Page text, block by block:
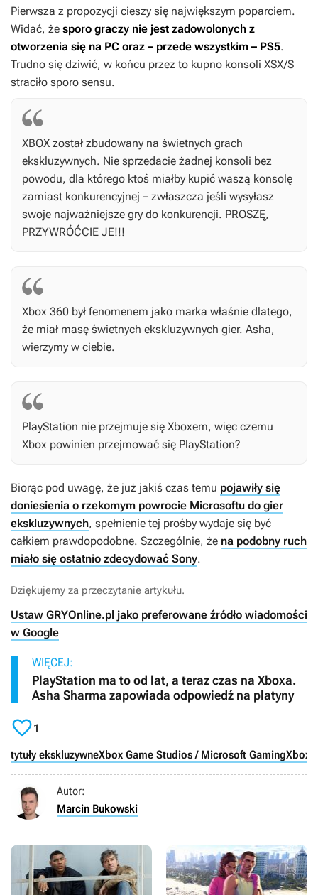
Pierwsza z propozycji cieszy się największym poparciem.
Widać, że sporo graczy nie jest zadowolonych z
otworzenia się na PC oraz – przede wszystkim – PS5.
Trudno się dziwić, w końcu przez to kupno konsoli XSX/S
straciło sporo sensu.
XBOX został zbudowany na świetnych grach
ekskluzywnych. Nie sprzedacie żadnej konsoli bez
powodu, dla którego ktoś miałby kupić waszą konsolę
zamiast konkurencyjnej – zwłaszcza jeśli wysyłasz
swoje najważniejsze gry do konkurencji. PROSZĘ,
PRZYWRÓĆCIE JE!!!
Xbox 360 był fenomenem jako marka właśnie dlatego,
że miał masę świetnych ekskluzywnych gier. Asha,
wierzymy w ciebie.
PlayStation nie przejmuje się Xboxem, więc czemu
Xbox powinien przejmować się PlayStation?
Biorąc pod uwagę, że już jakiś czas temu pojawiły się
doniesienia o rzekomym powrocie Microsoftu do gier
ekskluzywnych, spełnienie tej prośby wydaje się być
całkiem prawdopodobne. Szczególnie, że na podobny ruch
miało się ostatnio zdecydować Sony.
Dziękujemy za przeczytanie artykułu.
Ustaw GRYOnline.pl jako preferowane źródło wiadomości
w Google
WIĘCEJ:
PlayStation ma to od lat, a teraz czas na Xboxa.
Asha Sharma zapowiada odpowiedź na platyny
1
tytuły ekskluzywneXbox Game Studios / Microsoft GamingXbox
Autor:
Marcin Bukowski